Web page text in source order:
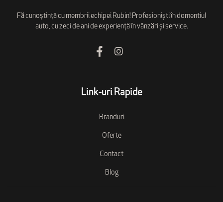
Fă cunoștință cu membrii echipei Rubin! Profesioniști în domentiul
auto, cu zeci de ani de experiență în vânzări și service.
Link-uri Rapide
Branduri
Oferte
Contact
Blog